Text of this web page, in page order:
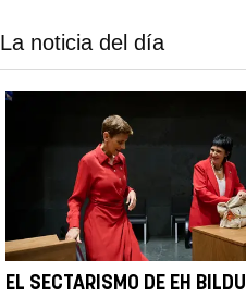
La noticia del día
EL SECTARISMO DE EH BILDU